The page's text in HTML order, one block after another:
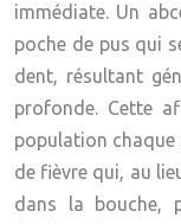
immédiate. Un
poche de pus qui
dent, résultant
profonde. Cette
population chaque
de fièvre qui, au
dans la bouche,